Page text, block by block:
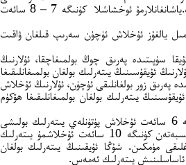
كىرەك.بالاغەتكە يەتكەنلەر كۈنىگە 7 – 8 سائەت ئۇخلىشى كىرەك.ياشانغانلارمۇ ئوخشاشلا كۈنىگە 7 – 8 سائەت
يالغۇز ئۇخلاش ئۈچۈن سەرىپ قىلغان ۋاقىت
سۈپىتىدە پەرىق چوڭ بولمىغاچقا، ئۇلارنىڭ
ئۇيقۇسىنىڭ يىتەرلىك بولغان بولمىغانلىقىغا
پەرىق زور بولغانلىقى ئۈچۈن، ئۇلارنىڭ ئۇخلاش
يىتەرلىك بولغان بولمىغانلىقىغا ھۆكۈم
ئۇيقۇسىنىڭ سۈپىتى يۇقۇرى بولغان بىر ئادەمگە نىسبەتەن كۈنىگە 6 سائەت ئۇخلاش پۈتۈنلەي يىتەرلىك بولىشى
مۈمكىن، بىراق ئۇخلاش سۈپىتى ياخشى بولمىغان بىر ئادەمگە نىسبەتەن كۈنىگە 10 سائەت ئۇخلاشمۇ يىتەرلىك
قانماغلىقى مۈمكىن. شۇڭا ئۇيقىنىڭ يىتەرلىك بولغان
ئاساسلىنىش يىتەرلىك ئەمەس.